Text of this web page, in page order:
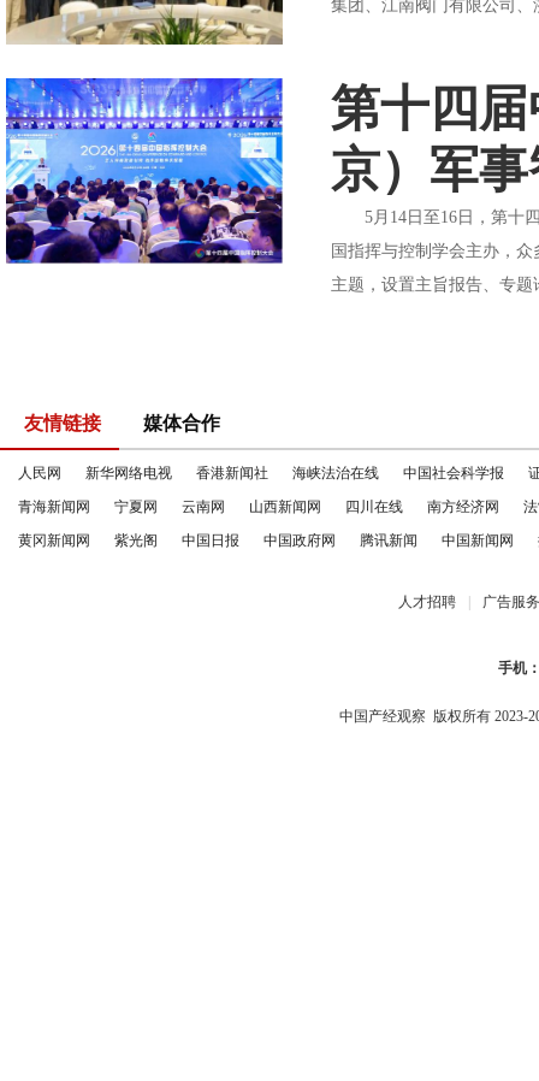
集团、江南阀门有限公司
第十四
京）军
5月14日至16日，第十四
国指挥与控制学会主办，
主题，设置主旨报告、专
友情链接 媒体合作
人民网 新华网络电视 香港新闻社 海峡法治在线 中国社会科学报
青海新闻网
宁夏网 云南网 山西新闻网 四川在线 南方经济网
黄冈新闻网
紫光阁 中国日报 中国政府网 腾讯新闻 中国新闻网
人才招聘 广告服务
手机
中国产经观察 版权所有 2023-